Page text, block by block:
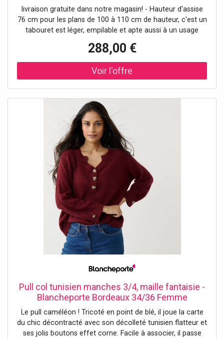
livraison gratuite dans notre magasin! - Hauteur d'assise
76 cm pour les plans de 100 à 110 cm de hauteur, c'est un
tabouret est léger, empilable et apte aussi à un usage
BAKHITA et le fauteuil BAKHITA assortis sont tous deux
disponibles sur notre site. C'est une fabrication italienne.
288,00 €
Pull col tunisien manches 3/4, maille fantaisie -
Blancheporte Bordeaux 34/36 Femme
Le pull caméléon ! Tricoté en point de blé, il joue la carte
du chic décontracté avec son décolleté tunisien flatteur et
ses jolis boutons effet corne. Facile à associer, il passe